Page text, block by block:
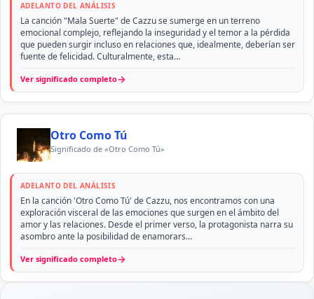
ADELANTO DEL ANÁLISIS
La canción "Mala Suerte" de Cazzu se sumerge en un terreno
emocional complejo, reflejando la inseguridad y el temor a la pérdida
que pueden surgir incluso en relaciones que, idealmente, deberían ser
fuente de felicidad. Culturalmente, esta…
Ver significado completo→
Otro Como Tú
Significado de «Otro Como Tú»
ADELANTO DEL ANÁLISIS
En la canción 'Otro Como Tú' de Cazzu, nos encontramos con una
exploración visceral de las emociones que surgen en el ámbito del
amor y las relaciones. Desde el primer verso, la protagonista narra su
asombro ante la posibilidad de enamorars…
Ver significado completo→